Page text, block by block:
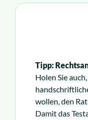
Tipp:
Holen Sie
wollen, den
Damit das